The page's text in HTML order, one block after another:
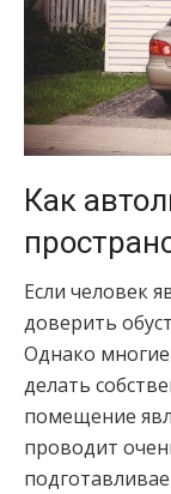
Как
Если человек
доверить
Однако
делать
помещение
проводит